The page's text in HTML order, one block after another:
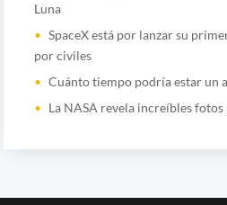
Luna
SpaceX está por lanzar su
por civiles
Cuánto tiempo podría estar un
La NASA revela increíbles